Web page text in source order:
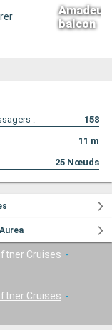
balcon
:
158
11 m
25 Nœuds
Cruises
Cruises